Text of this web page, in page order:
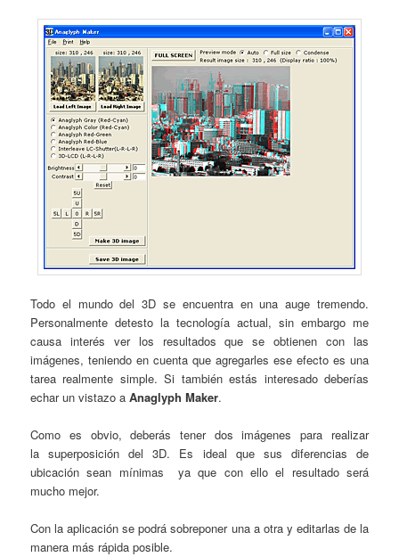
Todo el mundo del 3D se encuentra en una auge tremendo.
Personalmente detesto la tecnología actual, sin embargo me
causa interés ver los resultados que se obtienen con las
imágenes, teniendo en cuenta que agregarles ese efecto es una
tarea realmente simple. Si también estás interesado deberías
echar un vistazo aAnaglyph Maker.
Como es obvio, deberás tener dos imágenes para realizar
la superposición del 3D. Es ideal que sus diferencias de
ubicación sean mínimas ya que con ello el resultado será
mucho mejor.
Con la aplicación se podrá sobreponer una a otra y editarlas de la
manera más rápida posible.